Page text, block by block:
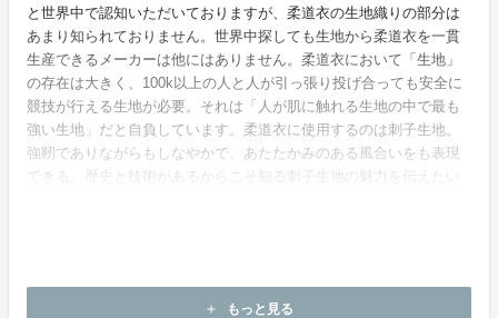
と世界中で認知いただいておりますが、柔道衣の生地織りの部分は
あまり知られておりません。世界中探しても生地から柔道衣を一貫
生産できるメーカーは他にはありません。柔道衣において「生地」
の存在は大きく、100k以上の人と人が引っ張り投げ合っても安全に
競技が行える生地が必要。それは「人が肌に触れる生地の中で最も
強い生地」だと自負しています。柔道衣に使用するのは刺子生地。
強靭でありながらもしなやかで、あたたかみのある風合いをも表現
できる。歴史と技術があるからこそ知る刺子生地の魅力を伝えたい
add もっと見る